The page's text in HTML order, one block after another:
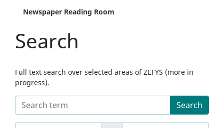
Newspaper Reading Room
Search
Full text search over selected areas of ZEFYS (more in
progress).
Search